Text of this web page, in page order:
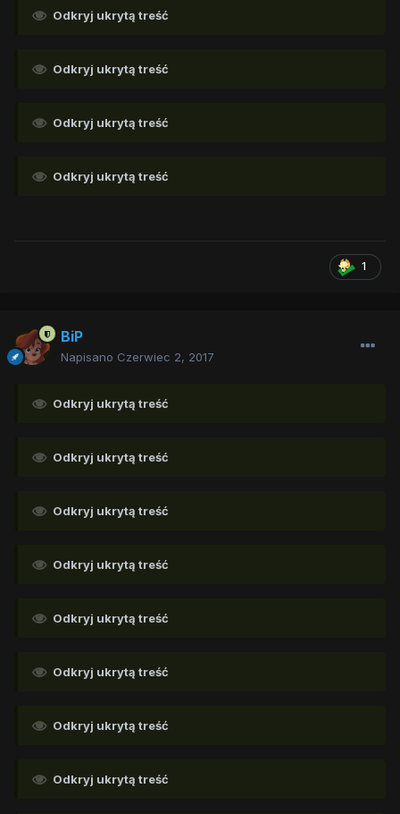
Odkryj ukrytą treść
Odkryj ukrytą treść
Odkryj ukrytą treść
Odkryj ukrytą treść
1
BiP
Napisano Czerwiec 2, 2017
Odkryj ukrytą treść
Odkryj ukrytą treść
Odkryj ukrytą treść
Odkryj ukrytą treść
Odkryj ukrytą treść
Odkryj ukrytą treść
Odkryj ukrytą treść
Odkryj ukrytą treść